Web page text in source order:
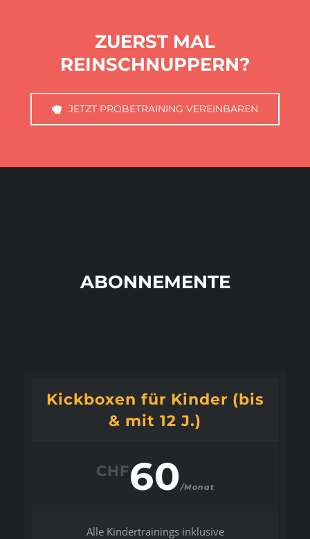
ZUERST MAL
REINSCHNUPPERN?
JETZT PROBETRAINING VEREINBAREN
ABONNEMENTE
Kickboxen für Kinder (bis
& mit 12 J.)
CHF60/Monat
Alle Kindertrainings inklusive